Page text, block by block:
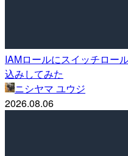
IAMロールにスイッチロー
込みしてみた
ニシヤマ ユウジ
2026.08.06